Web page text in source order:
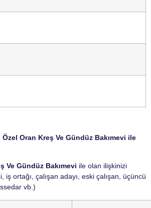
Özel Oran Kreş Ve Gündüz Bakımevi ile
Ve Gündüz Bakımevi ile olan ilişkinizi
iş ortağı, çalışan adayı, eski çalışan, üçüncü
vb.)